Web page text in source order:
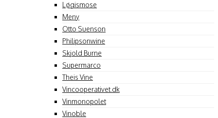
Løgismose
Meny
Otto Suenson
Philipsonwine
Skjold Burne
Supermarco
Theis Vine
Vincooperativet.dk
Vinmonopolet
Vinoble